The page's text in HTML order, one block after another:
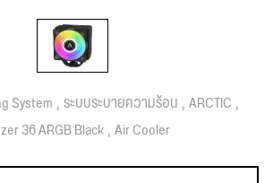
System ระบบระบายความร้อน ARCTIC
36 ARGB Black Air Cooler